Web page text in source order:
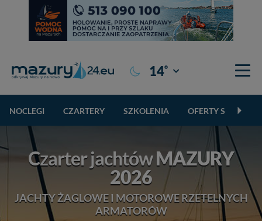
14° Giżycko
NOCLEGI CZARTERY SZKOLENIA OFERTY
Czarter jachtówMAZURY
2026
JACHTY ŻAGLOWE I MOTOROWE RZETELNYCH
ARMATORÓW